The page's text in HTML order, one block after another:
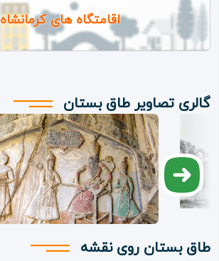
اقامتگاه های کرمانشاه
گالری تصاویر طاق‌ بستان
طاق‌ بستان روی نقشه